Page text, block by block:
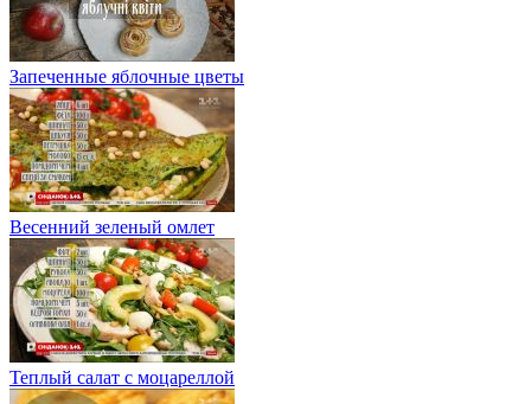
Запеченные яблочные цветы
Весенний зеленый омлет
Теплый салат с моцареллой